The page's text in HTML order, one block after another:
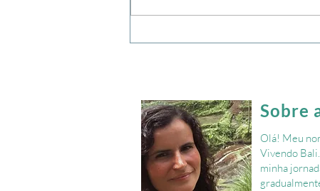
Sobre
Olá! Meu
Vivendo
minha